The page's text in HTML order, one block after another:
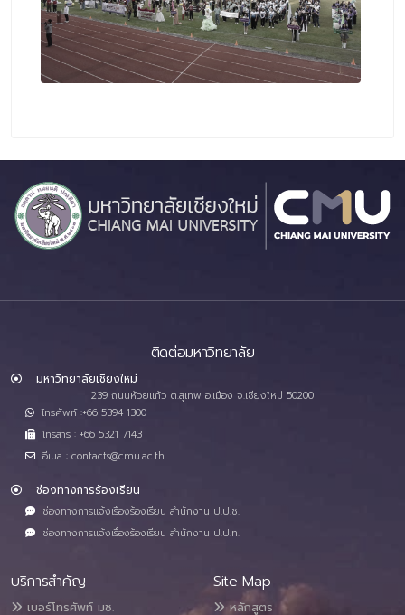
ติดต่อมหาวิทยาลัย
มหาวิทยาลัยเชียงใหม่
239 ถนนห้วยแก้ว ต.สุเทพ อ.เมือง จ.เชียงใหม่ 50200
โทรศัพท์ :+66 5394 1300
โทรสาร : +66 5321 7143
อีเมล : contacts@cmu.ac.th
ช่องทางการร้องเรียน
ช่องทางการแจ้งเรื่องร้องเรียน สำนักงาน ป.ป.ช.
ช่องทางการแจ้งเรื่องร้องเรียน สำนักงาน ป.ป.ท.
บริการสำคัญ
เบอร์โทรศัพท์ มช.
Site Map
หลักสูตร